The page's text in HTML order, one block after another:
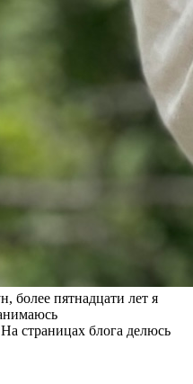
более пятнадцати лет я
страницах блога делюсь